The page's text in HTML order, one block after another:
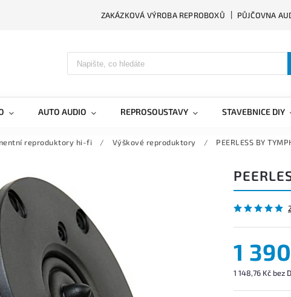
ZAKÁZKOVÁ VÝROBA REPROBOXŮ PŮJČOVNA
AUTO AUDIO REPROSOUSTAVY STAVEBNICE DIY
reproduktory hi-fi / Výškové reproduktory / PEERLESS BY
1
1 148,76 Kč bez